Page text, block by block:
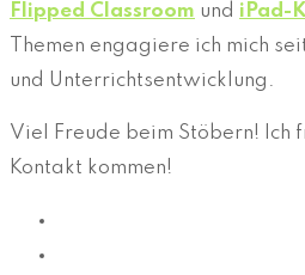
Flipped Classroom und iPad-
Themen engagiere ich mich
und Unterrichtsentwicklung.
Viel Freude beim Stöbern! Ich
Kontakt kommen!